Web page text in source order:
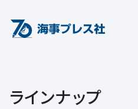
ラインナップ